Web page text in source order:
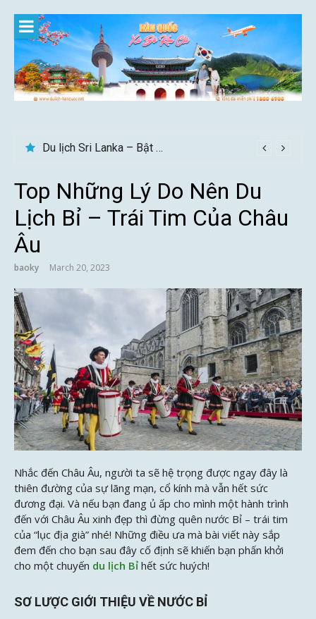
content
Du lịch Sri Lanka – Bật mí nên đi mùa nào đẹp
Top Những Lý Do Nên Du
Lịch Bỉ – Trái Tim Của Châu
Âu
baoky March 20, 2023
Nhắc đến Châu Âu, người ta sẽ hệ trọng được ngay đây là
thiên đường của sự lãng mạn, cổ kính mà vẫn hết sức
đương đại. Và nếu bạn đang ủ ấp cho mình một hành trình
đến với Châu Âu xinh đẹp thì đừng quên nước Bỉ – trái tim
của “lục địa già” nhé! Những điều ưa mà bài viết này sắp
đem đến cho bạn sau đây cố định sẽ khiến bạn phấn khởi
cho một chuyến du lịch Bỉ hết sức huých!
SƠ LƯỢC GIỚI THIỆU VỀ NƯỚC BỈ